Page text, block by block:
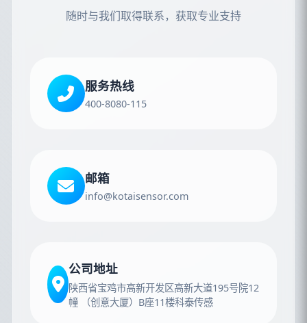
随时与我们取得联系，获取专业支持
服务热线
400-8080-115
邮箱
info@kotaisensor.com
公司地址
陕西省宝鸡市高新开发区高新大道195号院12
幢 （创意大厦）B座11楼科泰传感